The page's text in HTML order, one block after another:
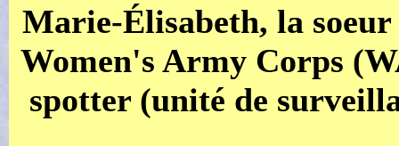
Marie-Élisabeth, la soeur
Women's Army Corps
spotter (unité de